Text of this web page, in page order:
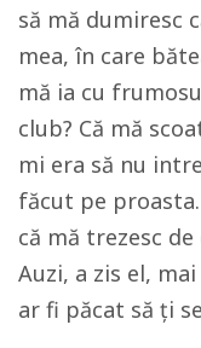
să mă dumiresc
mea, în care
mă ia cu
club? Că mă
mi era să nu
făcut pe proasta.
că mă trezesc
Auzi, a zis el,
ar fi păcat să ți